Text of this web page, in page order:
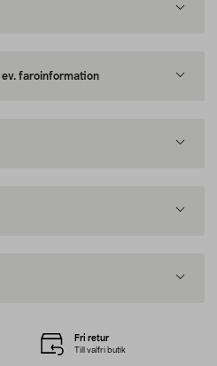
faroinformation
Fri retur
Till valfri butik